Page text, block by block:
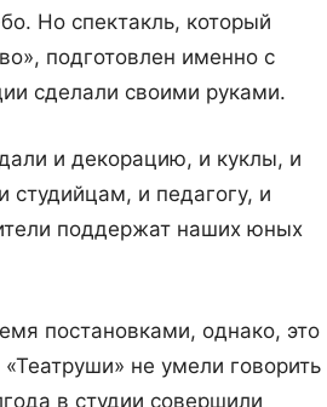
Но спектакль, который
подготовлен именно с
сделали своими руками.
и декорацию, и куклы, и
студийцам, и педагогу, и
поддержат наших юных
постановками, однако, это
не умели говорить
в студии совершили